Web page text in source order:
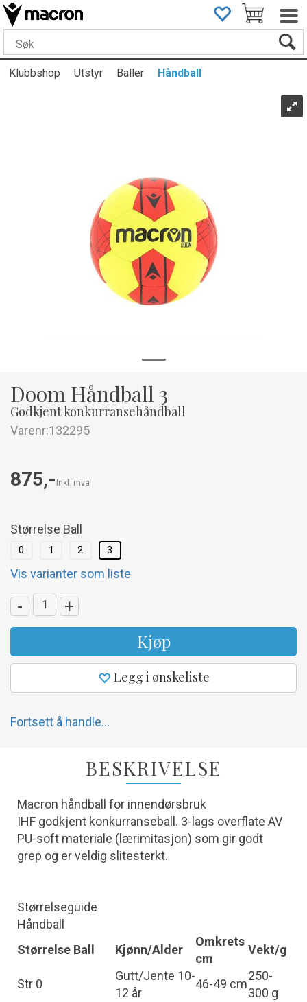
Klubbshop Utstyr Baller Håndball
Doom Håndball 3
Godkjent konkurransehåndball
Varenr:132295
875,- Inkl. mva
Størrelse Ball
0 1 2 3
Vis varianter som liste
- +
Kjøp
Legg i ønskeliste
Fortsett å handle...
BESKRIVELSE
Macron håndball for innendørsbruk
IHF godkjent konkurranseball. 3-lags overflate AV
PU-soft materiale (lærimitasjon) som gir godt
grep og er veldig slitesterkt.
Størrelseguide
Håndball
Størrelse Ball
Kjønn/Alder
Omkrets
cm
Vekt/g
Str 0
Gutt/Jente 10-
12 år
46-49 cm
250-
300 g